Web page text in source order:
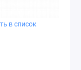
в список